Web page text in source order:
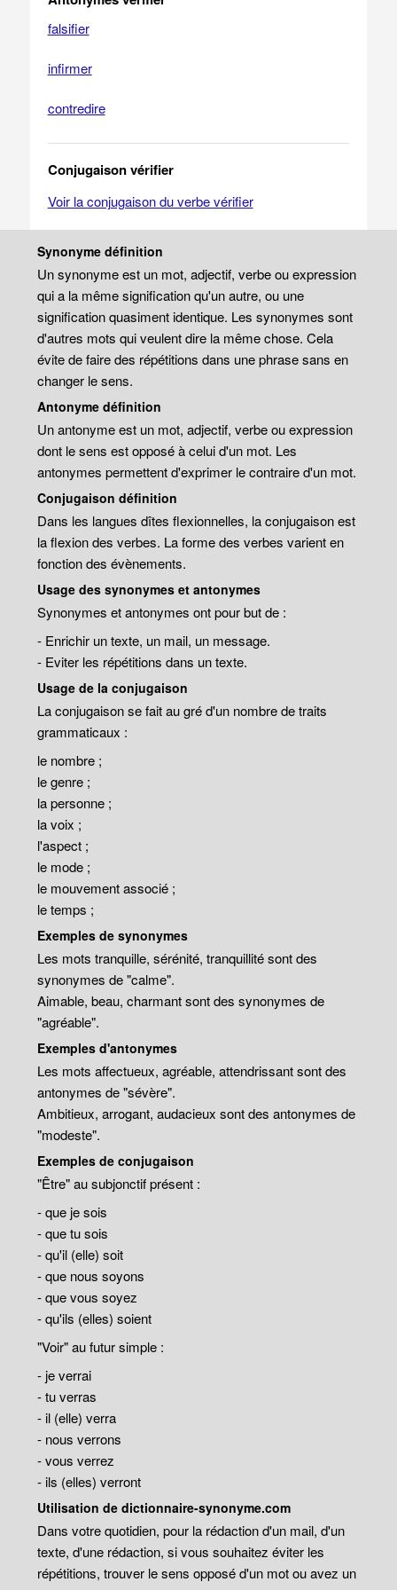
falsifier
infirmer
contredire
Conjugaison vérifier
Voir la conjugaison du verbe vérifier
Synonyme définition
Un synonyme est un mot, adjectif, verbe ou expression
qui a la même signification qu'un autre, ou une
signification quasiment identique. Les synonymes sont
d'autres mots qui veulent dire la même chose. Cela
évite de faire des répétitions dans une phrase sans en
changer le sens.
Antonyme définition
Un antonyme est un mot, adjectif, verbe ou expression
dont le sens est opposé à celui d'un mot. Les
antonymes permettent d'exprimer le contraire d'un mot.
Conjugaison définition
Dans les langues dîtes flexionnelles, la conjugaison est
la flexion des verbes. La forme des verbes varient en
fonction des évènements.
Usage des synonymes et antonymes
Synonymes et antonymes ont pour but de :
- Enrichir un texte, un mail, un message.
- Eviter les répétitions dans un texte.
Usage de la conjugaison
La conjugaison se fait au gré d'un nombre de traits
grammaticaux :
le nombre ;
le genre ;
la personne ;
la voix ;
l'aspect ;
le mode ;
le mouvement associé ;
le temps ;
Exemples de synonymes
Les mots tranquille, sérénité, tranquillité sont des
synonymes de "calme".
Aimable, beau, charmant sont des synonymes de
"agréable".
Exemples d'antonymes
Les mots affectueux, agréable, attendrissant sont des
antonymes de "sévère".
Ambitieux, arrogant, audacieux sont des antonymes de
"modeste".
Exemples de conjugaison
"Être" au subjonctif présent :
- que je sois
- que tu sois
- qu'il (elle) soit
- que nous soyons
- que vous soyez
- qu'ils (elles) soient
"Voir" au futur simple :
- je verrai
- tu verras
- il (elle) verra
- nous verrons
- vous verrez
- ils (elles) verront
Utilisation de dictionnaire-synonyme.com
Dans votre quotidien, pour la rédaction d'un mail, d'un
texte, d'une rédaction, si vous souhaitez éviter les
répétitions, trouver le sens opposé d'un mot ou avez un